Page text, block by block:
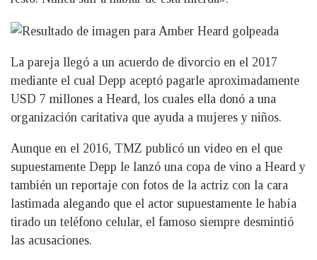
La pareja llegó a un acuerdo de divorcio en el 2017
mediante el cual Depp aceptó pagarle aproximadamente
USD 7 millones a Heard, los cuales ella donó a una
organización caritativa que ayuda a mujeres y niños.
Aunque en el 2016, TMZ publicó un video en el que
supuestamente Depp le lanzó una copa de vino a Heard y
también un reportaje con fotos de la actriz con la cara
lastimada alegando que el actor supuestamente le había
tirado un teléfono celular, el famoso siempre desmintió
las acusaciones.